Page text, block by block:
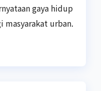
gaya hidup
masyarakat urban.